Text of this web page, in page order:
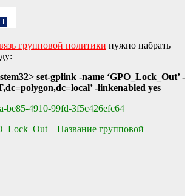
групповой политики нужно набрать
set-gplink -name ‘GPO_Lock_Out’ -
-linkenabled yes
4910-99fd-3f5c426efc64
– Название групповой